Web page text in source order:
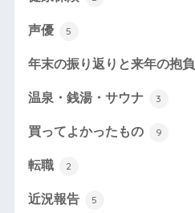
声優 5
年末の振り返りと来年の抱負
温泉・銭湯・サウナ 3
買ってよかったもの 9
転職 2
近況報告 5